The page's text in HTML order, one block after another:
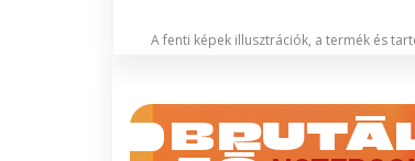
A fenti képek illusztrációk, a termék és